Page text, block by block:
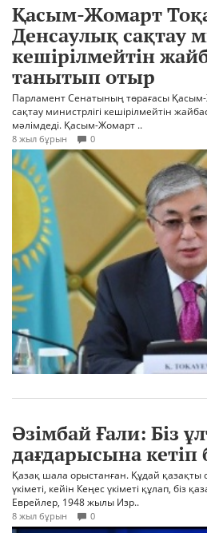
Қасым-Жомарт
Денсаулық сақтау
кешірілмейтін
танытып отыр
Парламент Сенатының төрағасы
сақтау министрлігі кешірілмейтін
мәлімдеді. Қасым-Жомарт ..
8 жыл бұрын 0
Әзімбай Ғали: Біз
дағдарысына кетіп
Қазақ шала орыстанған. Құдай
үкіметі, кейін Кеңес үкіметі құлап, біз
Еврейлер, 1948 жылы Изр..
8 жыл бұрын 0